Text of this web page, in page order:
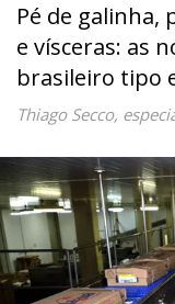
Pé de galinha,
e vísceras: as
brasileiro tipo
Thiago Secco,